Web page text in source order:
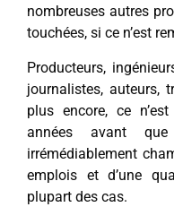
nombreuses autres
touchées, si ce n’est
Producteurs,
journalistes, auteurs,
plus encore, ce
années avant
irrémédiablement
emplois et d’une
plupart des cas.